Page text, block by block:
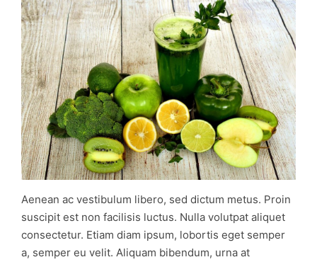
Aenean ac vestibulum libero, sed dictum metus. Proin
suscipit est non facilisis luctus. Nulla volutpat aliquet
consectetur. Etiam diam ipsum, lobortis eget semper
a, semper eu velit. Aliquam bibendum, urna at